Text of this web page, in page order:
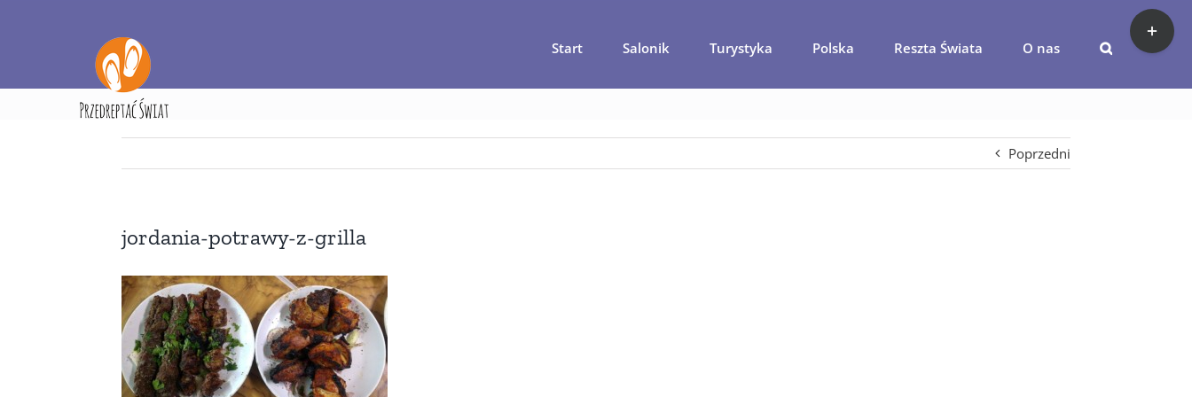
Start Salonik Turystyka Polska Reszta Świata O nas
Jedzenie w Jordanii – czego warto spróbować podczas pobytu?
Poprzedni
jordania-potrawy-z-grilla
Toggle
Sliding
Bar